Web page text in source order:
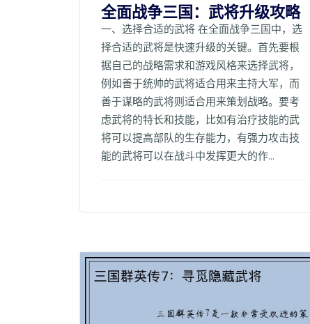
全面战争三国：武将升级攻略
一、选择合适的武将 在全面战争三国中，选
择合适的武将是快速升级的关键。首先要根
据自己的战略需求和游戏风格来选择武将，
例如善于统帅的武将适合用来主持大军，而
善于谋略的武将则适合用来策划战略。要考
虑武将的特长和技能，比如有治疗技能的武
将可以提高部队的生存能力，有强力攻击技
能的武将可以在战斗中发挥更大的作...